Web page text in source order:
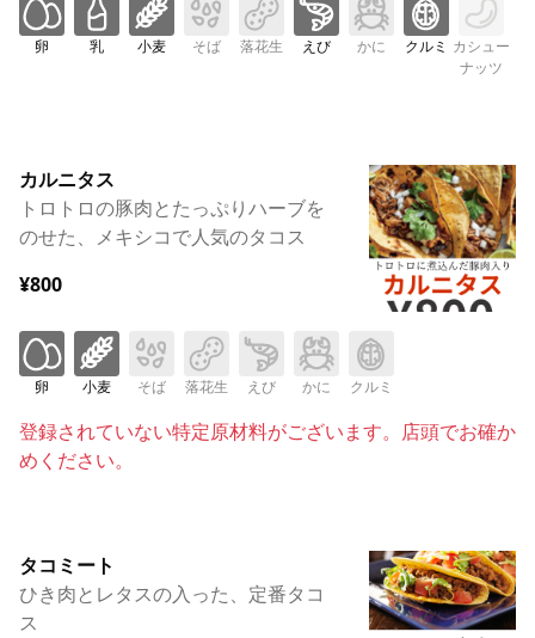
卵 乳 小麦 そば 落花生 えび かに クルミ カシュー
ナッツ
カルニタス
トロトロの豚肉とたっぷりハーブを
のせた、メキシコで人気のタコス
¥800
卵 小麦 そば 落花生 えび かに クルミ
登録されていない特定原材料がございます。店頭でお確か
めください。
タコミート
ひき肉とレタスの入った、定番タコ
ス